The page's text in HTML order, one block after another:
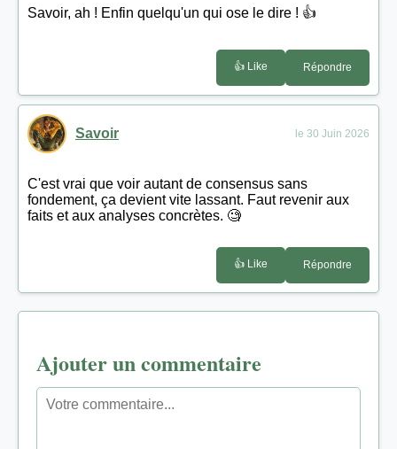
Savoir, ah ! Enfin quelqu'un qui ose le dire ! 👍
👍 Like Répondre
Savoir le 30 Juin 2026
C'est vrai que voir autant de consensus sans
fondement, ça devient vite lassant. Faut revenir aux
faits et aux analyses concrètes. 🧐
👍 Like Répondre
Ajouter un commentaire